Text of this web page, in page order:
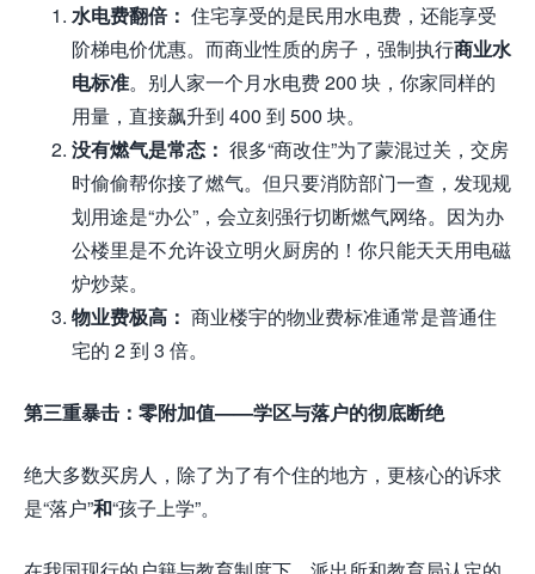
水电费翻倍： 住宅享受的是民用水电费，还能享受
阶梯电价优惠。而商业性质的房子，强制执行商业水
电标准。别人家一个月水电费 200 块，你家同样的
用量，直接飙升到 400 到 500 块。
没有燃气是常态： 很多“商改住”为了蒙混过关，交房
时偷偷帮你接了燃气。但只要消防部门一查，发现规
划用途是“办公”，会立刻强行切断燃气网络。因为办
公楼里是不允许设立明火厨房的！你只能天天用电磁
炉炒菜。
物业费极高： 商业楼宇的物业费标准通常是普通住
宅的 2 到 3 倍。
第三重暴击：零附加值——学区与落户的彻底断绝
绝大多数买房人，除了为了有个住的地方，更核心的诉求
是“落户”和“孩子上学”。